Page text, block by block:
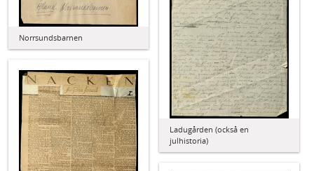
Norrsundsbarnen
Ladugården (också en
julhistoria)